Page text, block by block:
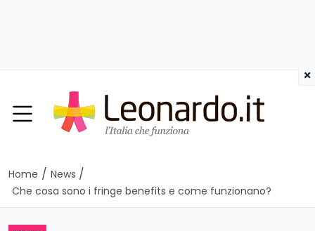
Home / News /
Che cosa sono i fringe benefits e come funzionano?
×